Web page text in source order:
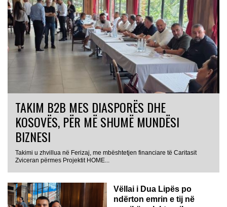
TAKIM B2B MES DIASPORËS DHE
KOSOVËS, PËR MË SHUMË MUNDËSI
BIZNESI
Takimi u zhvillua në Ferizaj, me mbështetjen financiare të Caritasit
Zviceran përmes Projektit HOME...
Vëllai i Dua Lipës po
ndërton emrin e tij në